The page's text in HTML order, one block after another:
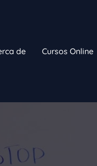
de Cursos Online